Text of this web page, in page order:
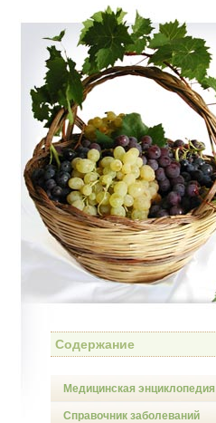
Содержание
Медицинская энциклопедия
Справочник заболеваний